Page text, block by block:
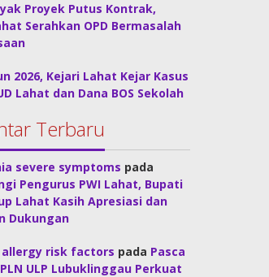
Proyek Putus Kontrak,
Serahkan OPD Bermasalah
2026, Kejari Lahat Kejar Kasus
Lahat dan Dana BOS Sekolah
Terbaru
severe symptoms pada
Pengurus PWI Lahat, Bupati
Lahat Kasih Apresiasi dan
Dukungan
risk factors pada Pasca
ULP Lubuklinggau Perkuat